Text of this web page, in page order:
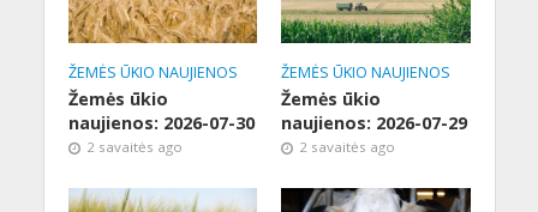
ŽEMĖS ŪKIO NAUJIENOS
Žemės ūkio
naujienos: 2026-07-30
2 savaitės ago
ŽEMĖS ŪKIO NAUJIENOS
Žemės ūkio
naujienos: 2026-07-29
2 savaitės ago